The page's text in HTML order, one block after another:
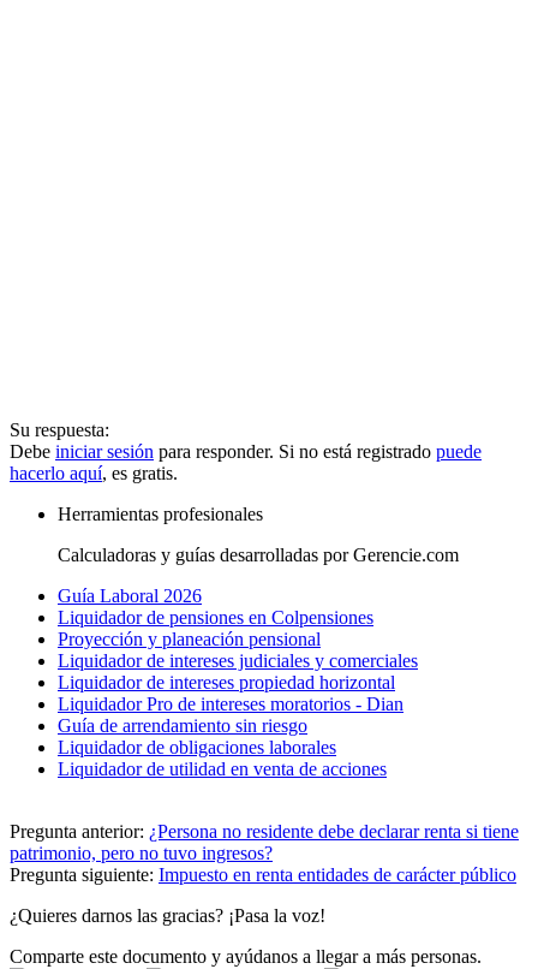
Su respuesta:
Debe iniciar sesión para responder. Si no está registrado puede
hacerlo aquí, es gratis.
Herramientas profesionales
Calculadoras y guías desarrolladas por Gerencie.com
Guía Laboral 2026
Liquidador de pensiones en Colpensiones
Proyección y planeación pensional
Liquidador de intereses judiciales y comerciales
Liquidador de intereses propiedad horizontal
Liquidador Pro de intereses moratorios - Dian
Guía de arrendamiento sin riesgo
Liquidador de obligaciones laborales
Liquidador de utilidad en venta de acciones
Pregunta anterior: ¿Persona no residente debe declarar renta si tiene
patrimonio, pero no tuvo ingresos?
Pregunta siguiente: Impuesto en renta entidades de carácter público
¿Quieres darnos las gracias? ¡Pasa la voz!
Comparte este documento y ayúdanos a llegar a más personas.